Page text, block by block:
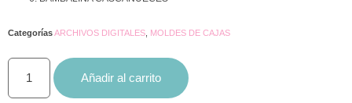
CategoríasARCHIVOS DIGITALES MOLDES DE CAJAS
Añadir al carrito